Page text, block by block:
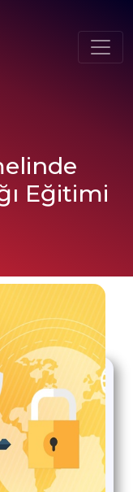
Eğitimi